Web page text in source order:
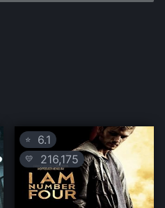
⭐ 6.1
💛 216,175